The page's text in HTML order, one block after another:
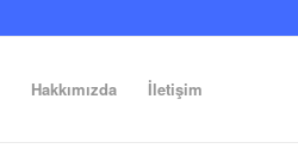
Hakkımızda İletişim